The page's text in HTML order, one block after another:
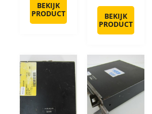
BEKIJK
PRODUCT
BEKIJK
PRODUCT